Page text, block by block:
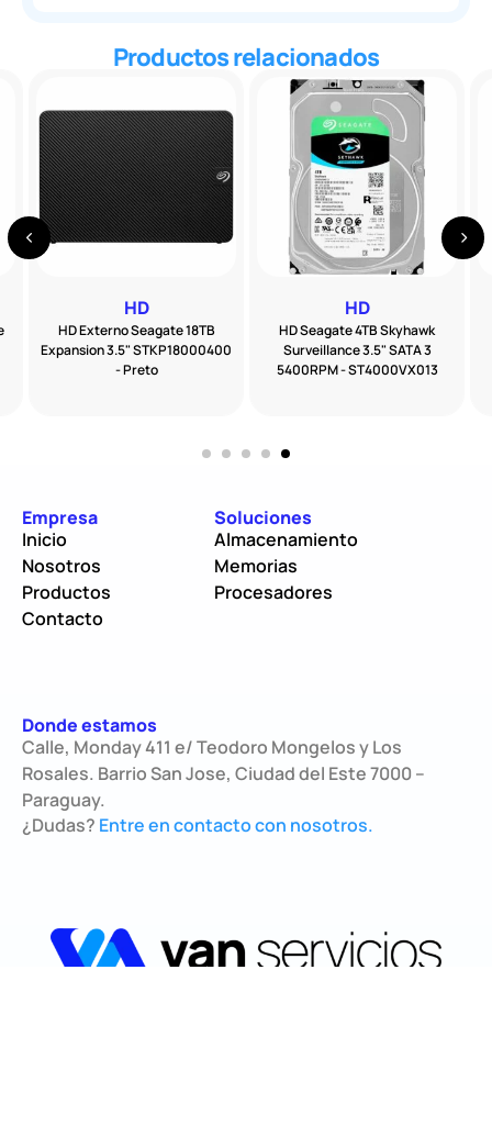
Productos relacionados
HD
HD Seagate 4TB Skyhawk
Surveillance 3.5" SATA 3
5400RPM - ST4000VX013
HD
HD Externo Seagate 18TB
Expansion 3.5" STKP18000400
- Preto
Empresa
Inicio
Nosotros
Productos
Contacto
Soluciones
Almacenamiento
Memorias
Procesadores
Donde estamos
Calle, Monday 411 e/ Teodoro Mongelos y Los
Rosales. Barrio San Jose, Ciudad del Este 7000 –
Paraguay.
¿Dudas? Entre en contacto con nosotros.